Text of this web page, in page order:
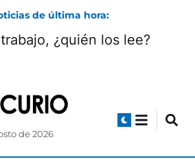
de última hora:
¿quién los lee?
de 2026